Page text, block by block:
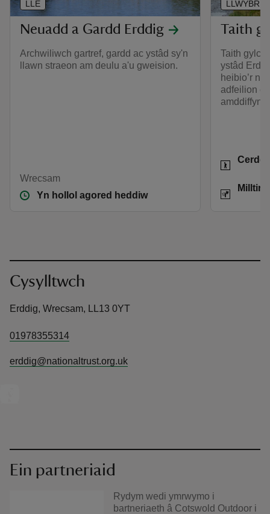
Neuadd a Gardd Erddig
Archwiliwch gartref, gardd ac ystâd sy'n
llawn straeon am deulu a'u gweision.
Wrecsam
Yn hollol agored heddiw
LLE
Taith
Taith
ystâd
heibio’r
adfeilion
Pellter
LLWYBR
Cysylltwch
Erddig, Wrecsam, LL13 0YT
01978355314
erddig@nationaltrust.org.uk
Ein partneriaid
Rydym wedi ymrwymo i
bartneriaeth â Cotswold Outdoor i